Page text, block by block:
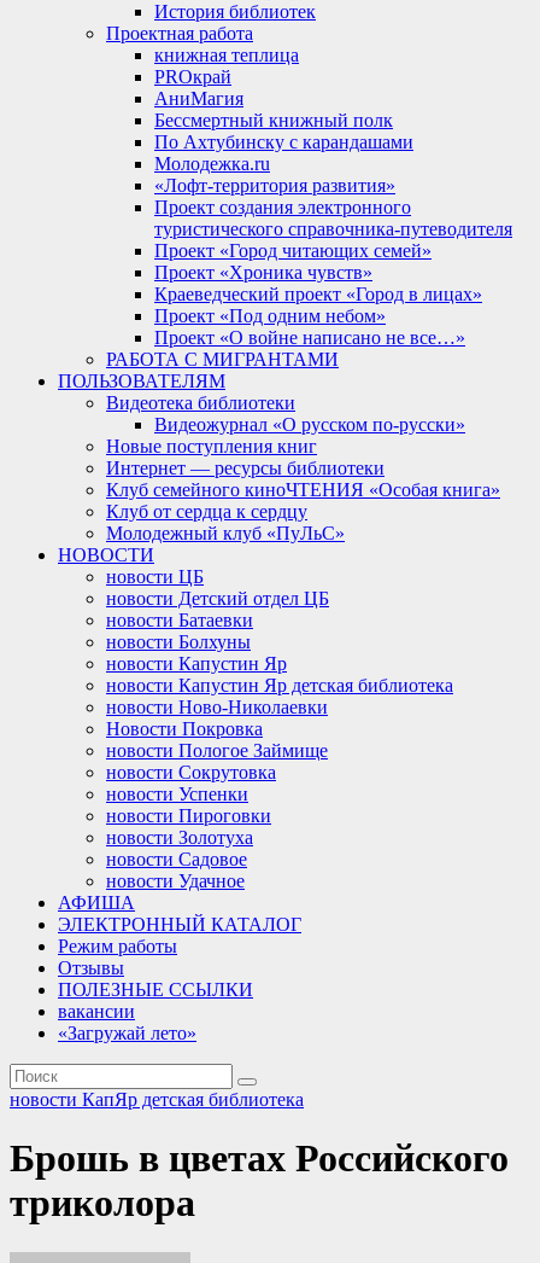
История библиотек
Проектная работа
книжная теплица
PROкрай
АниМагия
Бессмертный книжный полк
По Ахтубинску с карандашами
Молодежка.ru
«Лофт-территория развития»
Проект создания электронного
туристического справочника-путеводителя
Проект «Город читающих семей»
Проект «Хроника чувств»
Краеведческий проект «Город в лицах»
Проект «Под одним небом»
Проект «О войне написано не все…»
РАБОТА С МИГРАНТАМИ
ПОЛЬЗОВАТЕЛЯМ
Видеотека библиотеки
Видеожурнал «О русском по-русски»
Новые поступления книг
Интернет — ресурсы библиотеки
Клуб семейного киноЧТЕНИЯ «Особая книга»
Клуб от сердца к сердцу
Молодежный клуб «ПуЛьС»
НОВОСТИ
новости ЦБ
новости Детский отдел ЦБ
новости Батаевки
новости Болхуны
новости Капустин Яр
новости Капустин Яр детская библиотека
новости Ново-Николаевки
Новости Покровка
новости Пологое Займище
новости Сокрутовка
новости Успенки
новости Пироговки
новости Золотуха
новости Садовое
новости Удачное
АФИША
ЭЛЕКТРОННЫЙ КАТАЛОГ
Режим работы
Отзывы
ПОЛЕЗНЫЕ ССЫЛКИ
вакансии
«Загружай лето»
новости КапЯр детская библиотека
Брошь в цветах Российского
триколора